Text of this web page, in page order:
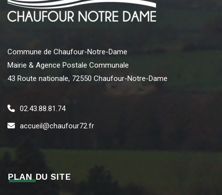
Commune de Chaufour-Notre-Dame
Mairie & Agence Postale Communale
43 Route nationale, 72550 Chaufour-Notre-Dame
02.43.88.81.74
accueil@chaufour72.fr
PLAN DU SITE